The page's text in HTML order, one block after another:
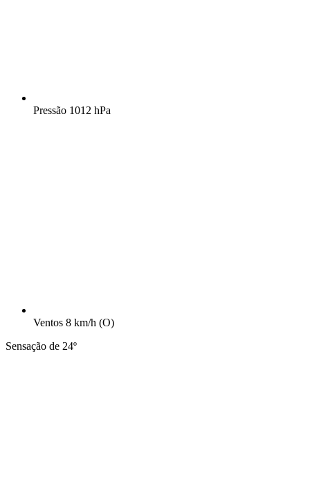
Pressão 1012 hPa
Ventos 8 km/h (O)
Sensação de 24º